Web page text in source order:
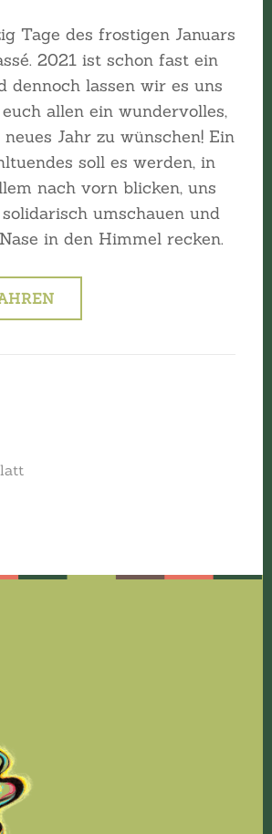
Tage des frostigen Januars
2021 ist schon fast ein
dennoch lassen wir es uns
allen ein wundervolles,
Jahr zu wünschen! Ein
soll es werden, in
nach vorn blicken, uns
umschauen und
in den Himmel recken.